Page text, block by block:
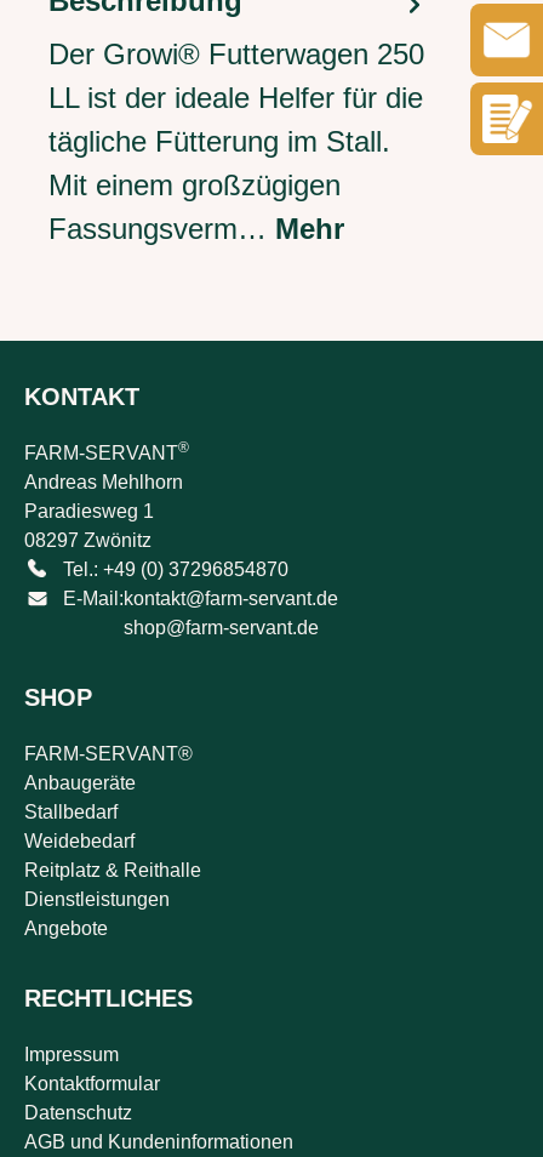
Der Growi® Futterwagen 250
LL ist der ideale Helfer für die
tägliche Fütterung im Stall.
Mit einem großzügigen
Fassungsverm… Mehr
KONTAKT
FARM-SERVANT®
Andreas Mehlhorn
Paradiesweg 1
08297 Zwönitz
Tel.: +49 (0) 37296854870
E-Mail:kontakt@farm-servant.de
shop@farm-servant.de
SHOP
FARM-SERVANT®
Anbaugeräte
Stallbedarf
Weidebedarf
Reitplatz & Reithalle
Dienstleistungen
Angebote
RECHTLICHES
Impressum
Kontaktformular
Datenschutz
AGB und Kundeninformationen